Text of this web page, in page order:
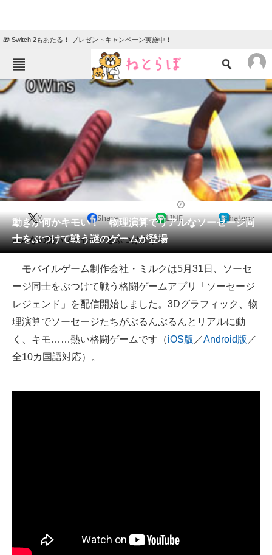
🎁 Switch 2もあたる！ プレゼントキャンペーン実施中！
ねとらぼメニュー
エンタメ クイズ
地域
教育・育児
動物
会員記事
メディア
注目記事を集めた総合ページ
ITの今と未来を見通す
スマホと通信の最新トレンド
進化するPCとデバイスの未来
好きが集まる 比べて選べる
ITエンジニア向け専門サイト
動きが何かキモい！ 物理演算でリアルなソーセージ同
士をぶつけて戦う謎のゲームが登場
X Share LINE hatena
みんなの熱いソーセージをぶつけよう！
モバイルゲーム制作会社・ミルクは5月31日、ソーセ
ージ同士をぶつけて戦う格闘ゲームアプリ「ソーセージ
レジェンド」を配信開始しました。3Dグラフィック、物
理演算でソーセージたちがぶるんぶるんとリアルに動
く、キモ……熱い格闘ゲームです（iOS版 ／Android版 ／
全10カ国語対応）。